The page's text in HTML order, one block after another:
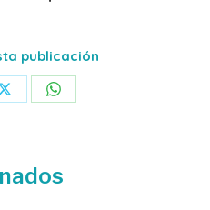
publicación
Share Share